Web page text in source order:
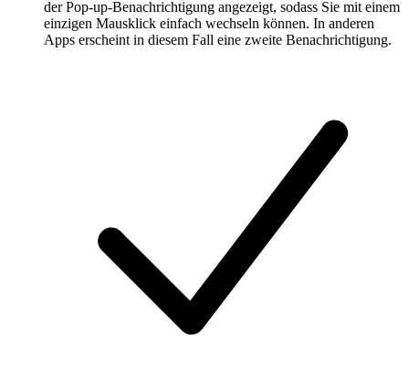
der Pop-up-Benachrichtigung angezeigt, sodass Sie mit einem
einzigen Mausklick einfach wechseln können. In anderen
Apps erscheint in diesem Fall eine zweite Benachrichtigung.